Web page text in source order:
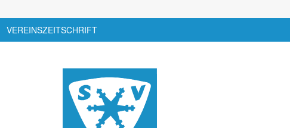
VEREINSZEITSCHRIFT